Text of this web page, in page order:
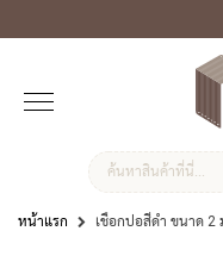
หน้าแรก เชือกปอสีดำ ขนาด 2